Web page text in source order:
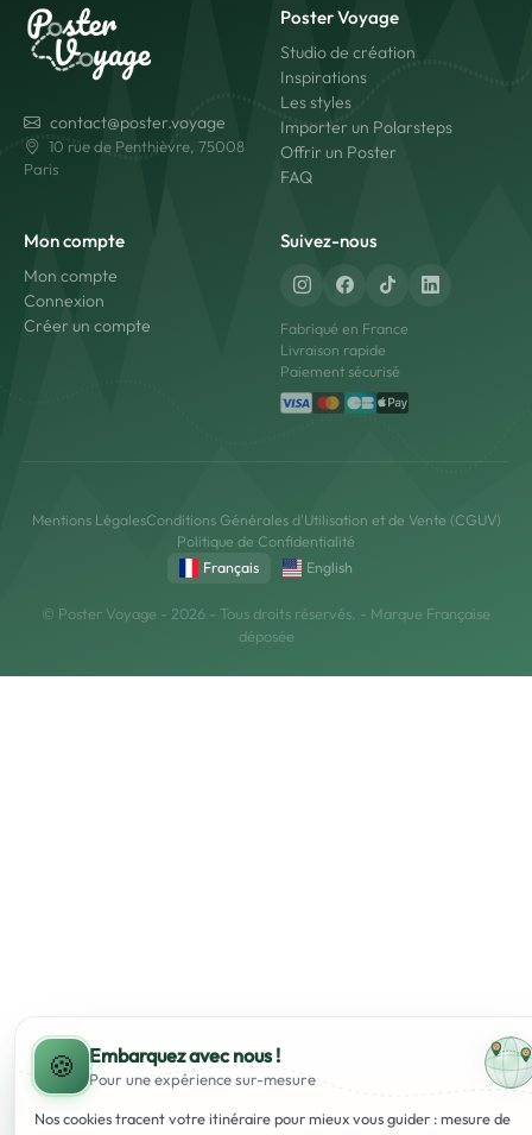
contact@poster.voyage
10 rue de Penthièvre, 75008
Paris
Poster Voyage
Studio de création
Inspirations
Les styles
Importer un Polarsteps
Offrir un Poster
FAQ
Mon compte
Mon compte
Connexion
Créer un compte
Suivez-nous
Fabriqué en France
Livraison rapide
Paiement sécurisé
Mentions LégalesConditions Générales d'Utilisation et de Vente (CGUV)
Politique de Confidentialité
Français
English
© Poster Voyage - 2026 - Tous droits réservés. - Marque Française
déposée
🍪 Embarquez avec nous !
Pour une expériencesur-mesure
Nos cookies tracent votre itinéraire pour mieux vous guider : mesure de